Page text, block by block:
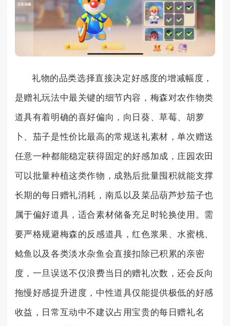
礼物的品类选择直接决定好感度的增减幅度，
是赠礼玩法中最关键的细节内容，梅森对农作物类
道具有着明确的喜好偏向，向日葵、草莓、胡萝
卜、茄子是性价比最高的常规送礼素材，单次赠送
任意一种都能稳定获得固定的好感加成，庄园农田
可以批量种植这类作物，成熟后批量囤积就能支撑
长期的每日赠礼消耗，南瓜以及菜品葫芦炒茄子也
属于偏好道具，适合素材储备充足时轮换使用。需
要严格规避梅森的反感道具，红色浆果、水蜜桃、
鲶鱼以及各类淡水杂鱼会直接扣除已积累的亲密
度，一旦误送不仅浪费当日的赠礼次数，还会反向
拖慢好感提升进度，中性道具仅能提供极低的好感
收益，日常互动中不建议占用宝贵的每日赠礼名